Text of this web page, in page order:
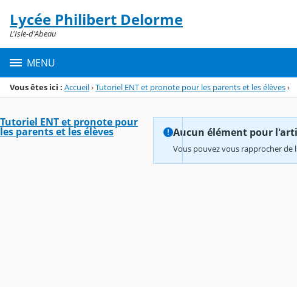
Menu de la rubrique
Contenu
Lycée Philibert Delorme
L'Isle-d'Abeau
MENU
Vous êtes ici : Accueil›Tutoriel ENT et pronote pour les parents et les élèves›
Tutoriel ENT et pronote pour
les parents et les élèves Aucun élément pour
Vous pouvez vous rapprocher